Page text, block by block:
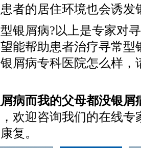
者的居住环境也会诱发
银屑病?以上是专家对
能帮助患者治疗寻常型
屑病专科医院怎么样，
病而我的父母都没银屑
欢迎咨询我们的在线专
复。